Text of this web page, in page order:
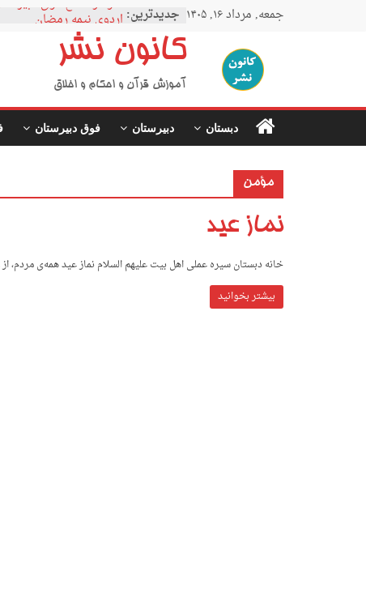
جمعه, مرداد ۱۶, ۱۴۰۵ جدیدترین: نمودار مقطع فوق
اردوی نیمه رمضان
اردوی نیمه شعبان
اردوی غدیر
اردوی محرم
کانون نشر
آموزش قرآن و احکام و اخلاق
دبستان دبیرستان فوق دبیرستان
مؤمن
نماز عید
خانه دبستان سیره عملی اهل بیت علیهم السلام نماز عید همه‌ی مردم،
بیشتر بخوانید